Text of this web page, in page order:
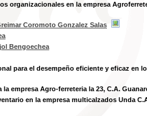
organizacionales en la empresa
Coromoto Gonzalez Salas
Bengoechea
para el desempeño eficiente y eficaz en
empresa Agro-ferreteria la 23, C.A.
en la empresa multicalzados Unda